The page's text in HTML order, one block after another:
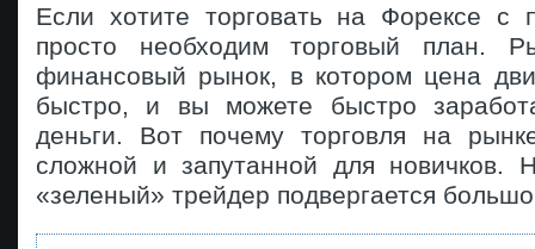
Если хотите торговать на Форексе с
просто необходим торговый план.
финансовый рынок, в котором цена
быстро, и вы можете быстро
деньги. Вот почему торговля на
сложной и запутанной для новичков.
«зеленый» трейдер подвергается